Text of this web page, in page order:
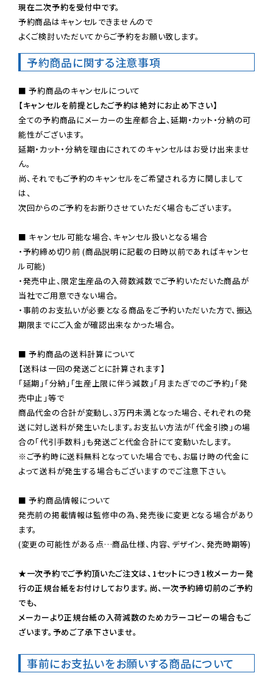
現在二次予約を受付中です。
予約商品はキャンセルできませんので
よくご検討いただいてからご予約をお願い致します。
予約商品に関する注意事項
【キャンセルを前提としたご予約は絶対にお止め下さい】
全ての予約商品にメーカーの生産都合上、延期・カット・分納の可
能性がございます。
延期・カット・分納を理由にされてのキャンセルはお受け出来ませ
ん。
尚、それでもご予約のキャンセルをご希望される方に関しまして
は、
次回からのご予約をお断りさせていただく場合もございます。
■ キャンセル可能な場合、キャンセル扱いとなる場合
・予約締め切り前 (商品説明に記載の日時以前であればキャンセ
ル可能)
・発売中止、限定生産品の入荷数減数でご予約いただいた商品が
当社でご用意できない場合。
・事前のお支払いが必要となる商品をご予約いただいた方で、振込
期限までにご入金が確認出来なかった場合。
■ 予約商品の送料計算について
【送料は一回の発送ごとに計算されます】
「延期」「分納」「生産上限に伴う減数」「月またぎでのご予約」「発
売中止」等で
商品代金の合計が変動し、3万円未満となった場合、それぞれの発
送に対し送料が発生いたします。お支払い方法が「代金引換」の場
※ご予約時に送料無料となっていた場合でも、お届け時の代金に
よって送料が発生する場合もございますのでご注意下さい。
■ 予約商品情報について
発売前の掲載情報は監修中の為、発売後に変更となる場合があり
ます。
(変更の可能性がある点…商品仕様、内容、デザイン、発売時期等)
★一次予約でご予約頂いたご注文は、1セットにつき1枚メーカー発
行の正規台紙をお付けしております。尚、一次予約締切前のご予約
でも、
メーカーより正規台紙の入荷減数のためカラーコピーの場合もご
ざいます。予めご了承下さいませ。
事前にお支払いをお願いする商品について